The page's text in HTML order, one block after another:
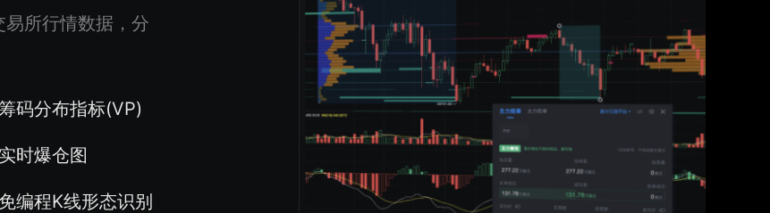
所行情数据，分
筹码分布指标(VP)
实时爆仓图
免编程K线形态识别